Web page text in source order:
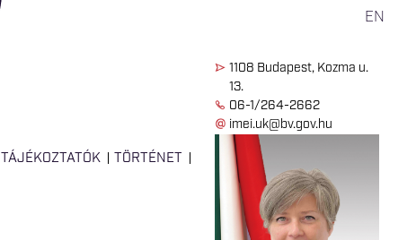
EN
1108 Budapest, Kozma u.
13.
06-1/264-2662
imei.uk@bv.gov.hu
TÁJÉKOZTATÓK
TÖRTÉNET